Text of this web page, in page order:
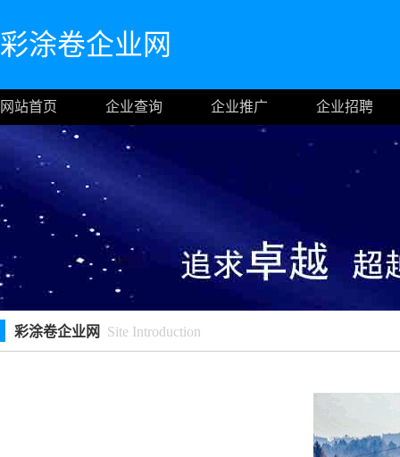
彩涂卷企业网
网站首页 企业查询 企业推广 企业招聘
彩涂卷企业网 Site Introduction